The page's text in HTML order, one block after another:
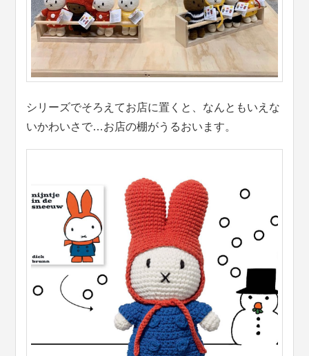
シリーズでそろえてお店に置くと、なんともいえな
いかわいさで…お店の棚がうるおいます。